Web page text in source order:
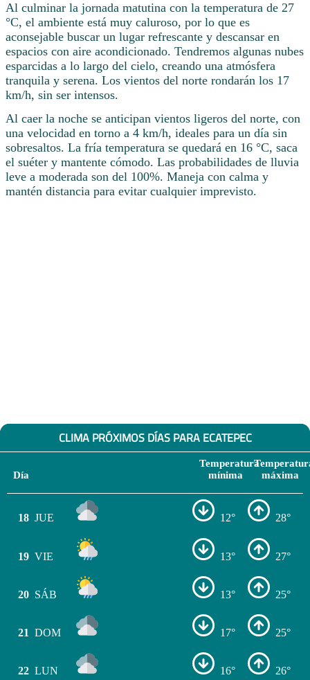
Al culminar la jornada matutina con la temperatura de 27
°C, el ambiente está muy caluroso, por lo que es
aconsejable buscar un lugar refrescante y descansar en
espacios con aire acondicionado. Tendremos algunas nubes
esparcidas a lo largo del cielo, creando una atmósfera
tranquila y serena. Los vientos del norte rondarán los 17
km/h, sin ser intensos.
Al caer la noche se anticipan vientos ligeros del norte, con
una velocidad en torno a 4 km/h, ideales para un día sin
sobresaltos. La fría temperatura se quedará en 16 °C, saca
el suéter y mantente cómodo. Las probabilidades de lluvia
leve a moderada son del 100%. Maneja con calma y
mantén distancia para evitar cualquier imprevisto.
CLIMA PRÓXIMOS DÍAS PARA ECATEPEC
Día
Temperatura
mínima
máxima
18 JUE 12° 28°
19 VIE 13° 27°
20 SÁB 13° 25°
21 DOM 17° 25°
22 LUN 16° 26°